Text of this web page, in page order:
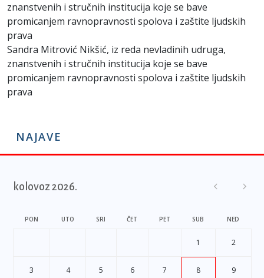
znanstvenih i stručnih institucija koje se bave
promicanjem ravnopravnosti spolova i zaštite ljudskih
prava
Sandra Mitrović Nikšić, iz reda nevladinih udruga,
znanstvenih i stručnih institucija koje se bave
promicanjem ravnopravnosti spolova i zaštite ljudskih
prava
NAJAVE
kolovoz 2026.
PON UTO SRI ČET PET SUB NED
1 2
3 4 5 6 7 8 9